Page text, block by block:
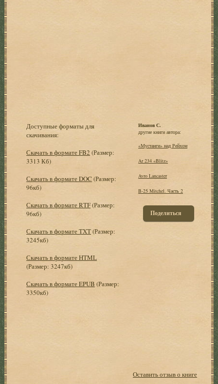
Доступные форматы для
скачивания:
Скачать в формате FB2 (Размер:
3313 Кб)
Скачать в формате DOC (Размер:
96кб)
Скачать в формате RTF(Размер:
96кб)
Скачать в формате TXT(Размер:
3245кб)
Скачать в формате HTML
(Размер: 3247кб)
Скачать в формате EPUB (Размер:
3350кб)
Иванов С.
другие книги автора:
«Мустанги» над Рейхом
Ar 234 «Blitz»
Avro Lancaster
B-25 Mitchel. Часть 2
Поделиться
Оставить отзыв о книге